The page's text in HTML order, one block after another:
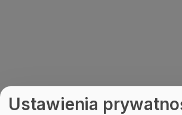
Ustawienia